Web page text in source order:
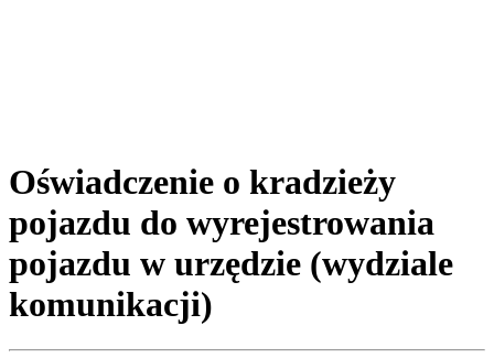
Oświadczenie o kradzieży
pojazdu do wyrejestrowania
pojazdu w urzędzie (wydziale
komunikacji)